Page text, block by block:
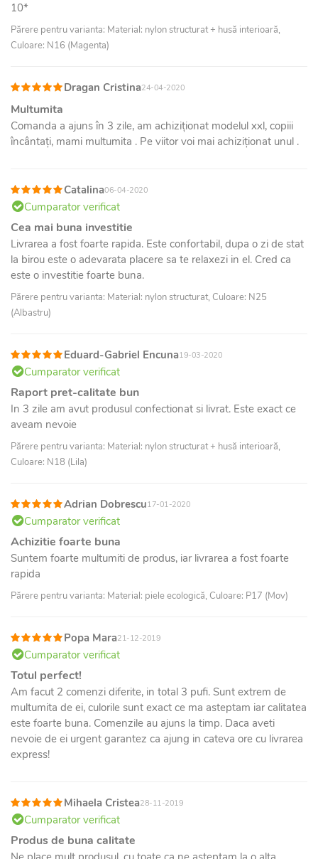
10*
Părere pentru varianta: Material: nylon structurat + husă interioară,
Culoare: N16 (Magenta)
Dragan Cristina24-04-2020
Multumita
Comanda a ajuns în 3 zile, am achiziționat modelul xxl, copiii
încântați, mami multumita . Pe viitor voi mai achiziționat unul .
Catalina06-04-2020
Cumparator verificat
Cea mai buna investitie
Livrarea a fost foarte rapida. Este confortabil, dupa o zi de stat
la birou este o adevarata placere sa te relaxezi in el. Cred ca
este o investitie foarte buna.
Părere pentru varianta: Material: nylon structurat, Culoare: N25
(Albastru)
Eduard-Gabriel Encuna19-03-2020
Cumparator verificat
Raport pret-calitate bun
In 3 zile am avut produsul confectionat si livrat. Este exact ce
aveam nevoie
Părere pentru varianta: Material: nylon structurat + husă interioară,
Culoare: N18 (Lila)
Adrian Dobrescu17-01-2020
Cumparator verificat
Achizitie foarte buna
Suntem foarte multumiti de produs, iar livrarea a fost foarte
rapida
Părere pentru varianta: Material: piele ecologică, Culoare: P17 (Mov)
Popa Mara21-12-2019
Cumparator verificat
Totul perfect!
Am facut 2 comenzi diferite, in total 3 pufi. Sunt extrem de
multumita de ei, culorile sunt exact ce ma asteptam iar calitatea
este foarte buna. Comenzile au ajuns la timp. Daca aveti
nevoie de ei urgent garantez ca ajung in cateva ore cu livrarea
express!
Mihaela Cristea28-11-2019
Cumparator verificat
Produs de buna calitate